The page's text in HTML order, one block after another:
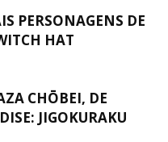
PERSONAGENS DE
HAT
CHŌBEI, DE
JIGOKURAKU